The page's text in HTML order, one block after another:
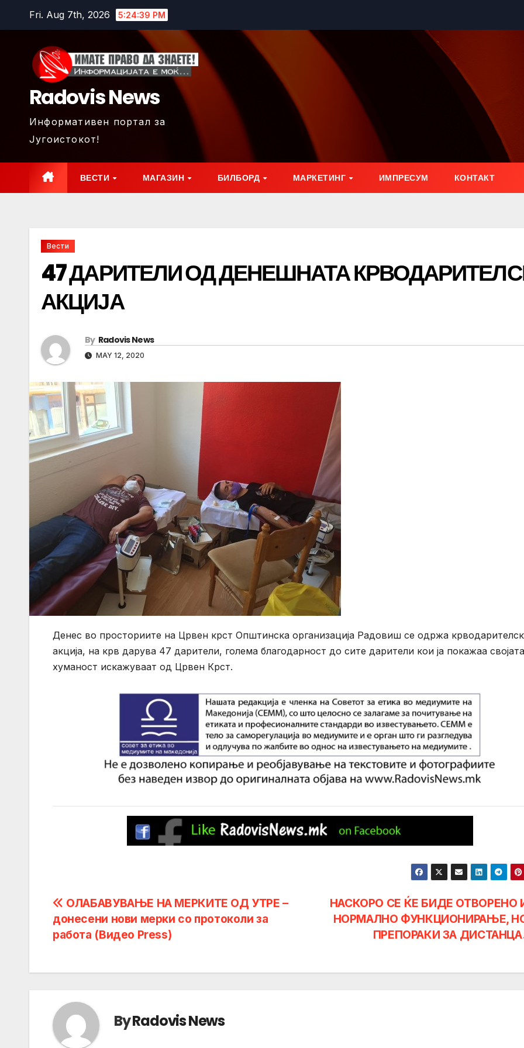
Fri. Aug 7th, 2026 5:24:40 PM
Radovis News
Информативен портал за
Југоистокот!
ВЕСТИ МАГАЗИН БИЛБОРД МАРКЕТИНГ ИМПРЕСУМ КОНТАКТ
Вести
47 ДАРИТЕЛИ ОД ДЕНЕШНАТА
АКЦИЈА
By Radovis News
MAY 12, 2020
Денес во просториите на Црвен крст Општинска организација Радовиш се одржа
акција, на крв дарува 47 дарители, голема благодарност до сите дарители кои ја покажаа својата
хуманост искажуваат од Црвен Крст.
Post
navigation
НАСКОРО СЕ ЌЕ БИДЕ ОТВОРЕНО
НОРМАЛНО ФУНКЦИОНИРАЊЕ,
ПРЕПОРАКИ ЗА
ОЛАБАВУВАЊЕ НА МЕРКИТЕ ОД УТРЕ –
донесени нови мерки со протоколи за
работа (Видео Press)
ByRadovis News